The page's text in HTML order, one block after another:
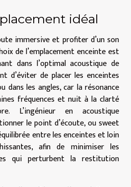
idéal
immersive et profiter d’un son
de l’emplacement enceinte est
dans l’optimal acoustique de
d’éviter de placer les enceintes
dans les angles, car la résonance
fréquences et nuit à la clarté
L’ingénieur en acoustique
le point d’écoute, ou sweet
entre les enceintes et loin
afin de minimiser les
qui perturbent la restitution